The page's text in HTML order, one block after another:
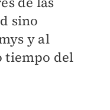
sino
y al
tiempo del